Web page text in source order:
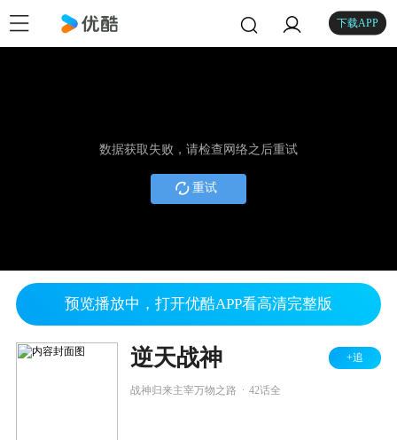
下载APP
数据获取失败，请检查网络之后重试
重试
预览播放中，打开优酷APP看高清完整版
逆天战神 +追
战神归来主宰万物之路 42话全